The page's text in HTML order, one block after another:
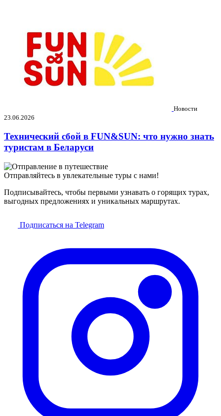
Новости
23.06.2026
Технический сбой в FUN&SUN: что нужно знать
туристам в Беларуси
Отправляйтесь в увлекательные туры с нами!
Подписывайтесь, чтобы первыми узнавать о горящих турах,
выгодных предложениях и уникальных маршрутах.
Подписаться на Telegram